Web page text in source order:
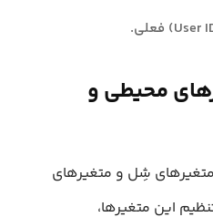
محیطی و
شِل و متغیرهای
این متغیرها،